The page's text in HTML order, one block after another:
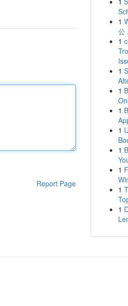
Report Page
1
公
1
1
1
1
1
1
1
1
1